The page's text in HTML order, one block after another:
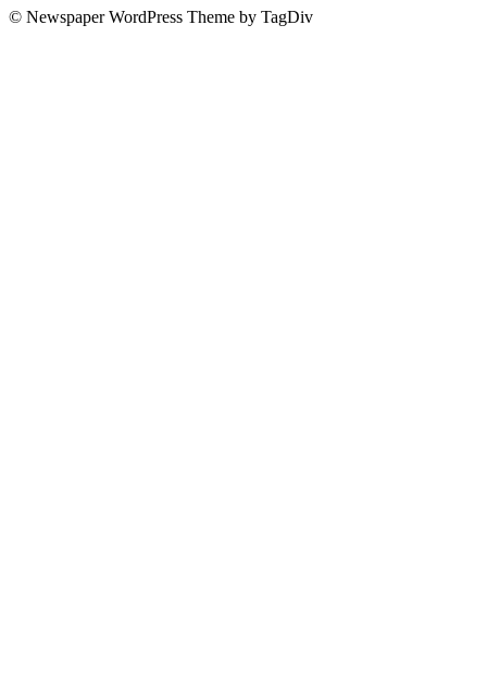
© Newspaper WordPress Theme by TagDiv